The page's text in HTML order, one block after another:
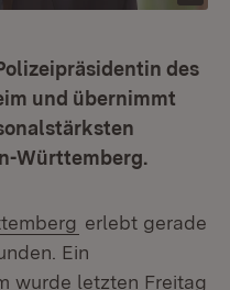
des
und übernimmt
Württemberg.
(Öffnet in
erlebt gerade
Ein
wurde letzten Freitag